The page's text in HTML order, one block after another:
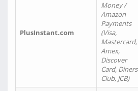
PlusInstant.com
Money /
Amazon
Payments
(Visa,
Mastercard,
Amex,
Discover
Card, Diners
Club, JCB)